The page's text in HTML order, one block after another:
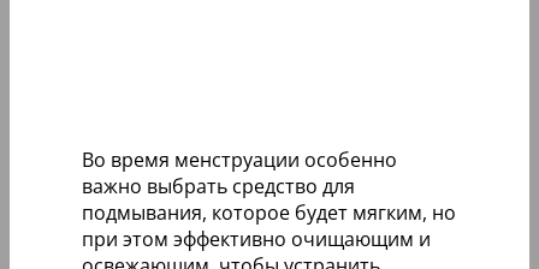
Во время менструации особенно
важно выбрать средство для
подмывания, которое будет мягким, но
при этом эффективно очищающим и